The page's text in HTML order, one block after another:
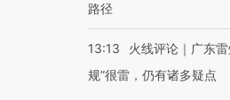
路径
13:13
火线评论｜广东
规”很雷，仍有诸多疑点